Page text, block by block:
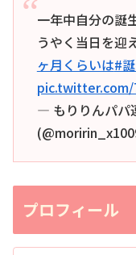
一年中自分の誕
うやく当日を迎
ヶ月くらいは#
pic.twitter.com/
— もりりんパパ
プロフィール